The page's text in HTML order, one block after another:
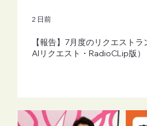
【報告】7月度のリクエストラ
AIリクエスト・RadioCLip版）
2 日前